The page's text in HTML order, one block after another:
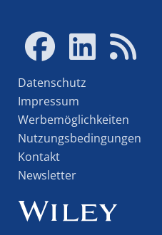
Datenschutz
Impressum
Werbemöglichkeiten
Nutzungsbedingungen
Kontakt
Newsletter